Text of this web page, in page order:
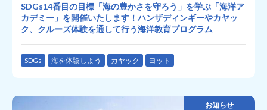
SDGs14番目の目標「海の豊かさを守ろう」を学ぶ「海洋ア
カデミー」を開催いたします！ハンザディンギーやカヤッ
ク、クルーズ体験を通して行う海洋教育プログラム
SDGs 海を体験しよう カヤック ヨット
お知らせ